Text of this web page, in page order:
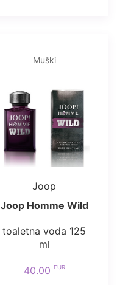
Muški
Joop
Joop Homme Wild
toaletna voda 125
ml
40.00 EUR